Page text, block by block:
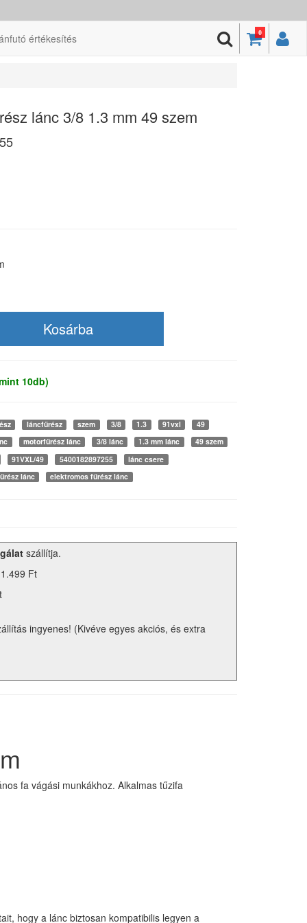
0
értékesítés
lánc 3/8 1.3 mm 49 szem
10db)
láncfűrész szem 3/8 1.3 91vxl
49
motorfűrész lánc 3/8 lánc 1.3 mm lánc
49 szem
91VXL/49
5400182897255
lánc csere
lánc
elektromos fűrész lánc
szállítja.
Ft
ingyenes! (Kivéve egyes akciós, és extra
fa vágási munkákhoz. Alkalmas tűzifa
hogy a lánc biztosan kompatibilis legyen a